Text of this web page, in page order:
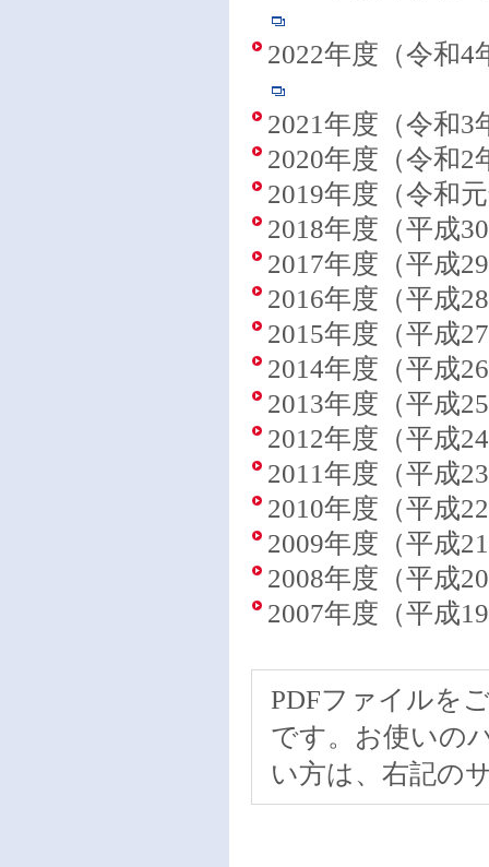
2022年度（令和4
2021年度（令和3
2020年度（令和2
2019年度（令和
2018年度（平成
2017年度（平成
2016年度（平成
2015年度（平成
2014年度（平成
2013年度（平成
2012年度（平成
2011年度（平成
2010年度（平成
2009年度（平成
2008年度（平成
2007年度（平成
PDFファイルを
です。お使いの
い方は、右記の